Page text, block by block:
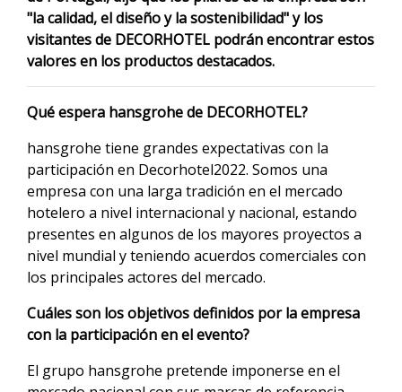
"la calidad, el diseño y la sostenibilidad" y los
visitantes de DECORHOTEL podrán encontrar estos
valores en los productos destacados.
Qué espera hansgrohe de DECORHOTEL?
hansgrohe tiene grandes expectativas con la
participación en Decorhotel2022. Somos una
empresa con una larga tradición en el mercado
hotelero a nivel internacional y nacional, estando
presentes en algunos de los mayores proyectos a
nivel mundial y teniendo acuerdos comerciales con
los principales actores del mercado.
Cuáles son los objetivos definidos por la empresa
con la participación en el evento?
El grupo hansgrohe pretende imponerse en el